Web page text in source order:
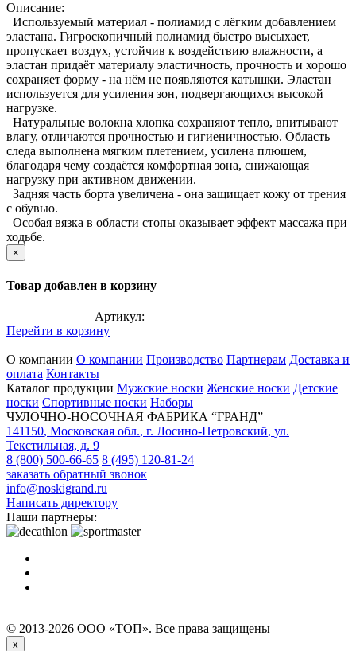
Описание:
Используемый материал - полиамид с лёгким добавлением
эластана. Гигроскопичный полиамид быстро высыхает,
пропускает воздух, устойчив к воздействию влажности, а
эластан придаёт материалу эластичность, прочность и хорошо
сохраняет форму - на нём не появляются катышки. Эластан
используется для усиления зон, подвергающихся высокой
нагрузке.
Натуральные волокна хлопка сохраняют тепло, впитывают
влагу, отличаются прочностью и гигиеничностью. Область
следа выполнена мягким плетением, усилена плюшем,
благодаря чему создаётся комфортная зона, снижающая
нагрузку при активном движении.
Задняя часть борта увеличена - она защищает кожу от трения
с обувью.
Особая вязка в области стопы оказывает эффект массажа при
ходьбе.
×
Товар добавлен в корзину
Артикул:
Перейти в корзину
О компании О компании Производство Партнерам Доставка и
оплата Контакты
Каталог продукции Мужские носки Женские носки Детские
носки Спортивные носки Наборы
ЧУЛОЧНО-НОСОЧНАЯ ФАБРИКА “ГРАНД”
141150, Московская обл., г. Лосино-Петровский, ул.
Текстильная, д. 9
8 (800) 500-66-65 8 (495) 120-81-24
заказать обратный звонок
info@noskigrand.ru
Написать директору
Наши партнеры:
© 2013-2026 ООО «ТОП». Все права защищены
x